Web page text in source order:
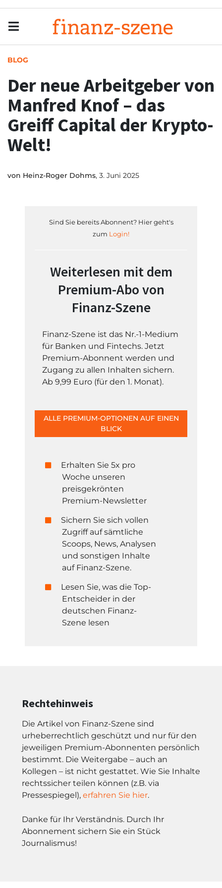
BLOG
Der neue Arbeitgeber von
Manfred Knof – das
Greiff Capital der Krypto-
Welt!
von Heinz-Roger Dohms, 3. Juni 2025
Sind Sie bereits Abonnent? Hier geht's
zum Login!
Weiterlesen mit dem
Premium-Abo von
Finanz-Szene
Finanz-Szene ist das Nr.-1-Medium
für Banken und Fintechs. Jetzt
Premium-Abonnent werden und
Zugang zu allen Inhalten sichern.
Ab 9,99 Euro (für den 1. Monat).
ALLE PREMIUM-OPTIONEN AUF EINEN
BLICK
Erhalten Sie 5x pro
Woche unseren
preisgekrönten
Premium-Newsletter
Sichern Sie sich vollen
Zugriff auf sämtliche
Scoops, News, Analysen
und sonstigen Inhalte
auf Finanz-Szene.
Lesen Sie, was die Top-
Entscheider in der
deutschen Finanz-
Szene lesen
Rechtehinweis
Die Artikel von Finanz-Szene sind
urheberrechtlich geschützt und nur für den
jeweiligen Premium-Abonnenten persönlich
bestimmt. Die Weitergabe – auch an
Kollegen – ist nicht gestattet. Wie Sie Inhalte
rechtssicher teilen können (z.B. via
Pressespiegel), erfahren Sie hier.
Danke für Ihr Verständnis. Durch Ihr
Abonnement sichern Sie ein Stück
Journalismus!